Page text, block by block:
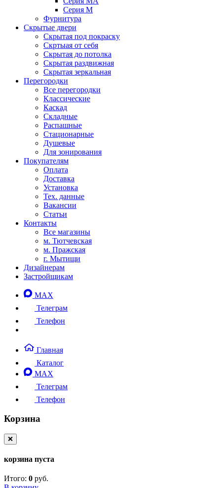
Серия M
Фурнитура
Скрытые двери
Скрытая под покраску
Скртыая от себя
Скрытая до потолка
Скрытая раздвижная
Скрытая зеркальная
Перегородки
Все перегородки
Классические
Каскад
Складные
Распашные
Стационарные
Душевые
Для зонирования
Покупателям
Оплата
Доставка
Установка
Тех. данные
Вакансии
Статьи
Контакты
Все магазины
м. Тютчевская
м. Пражская
г. Мытищи
Дизайнерам
Застройщикам
MAX
Телеграм
Телефон
Главная
Каталог
MAX
Телеграм
Телефон
Корзина
❌
корзина пуста
Итого: 0 руб.